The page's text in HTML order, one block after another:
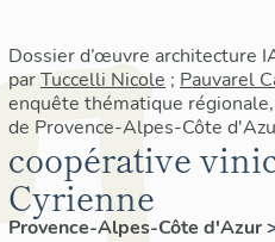
Dossier d’œuvre architecture
parTuccelli Nicole ; Pauvarel
enquête thématique
de Provence-Alpes-Côte
coopérative
Cyrienne
Provence-Alpes-Côte d'Azur